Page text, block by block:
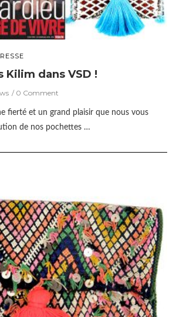
Kilim dans VSD !
0 Comment
fierté et un grand plaisir que nous vous
de nos pochettes …